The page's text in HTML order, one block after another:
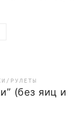
РУЛЕТЫ
(без яиц и